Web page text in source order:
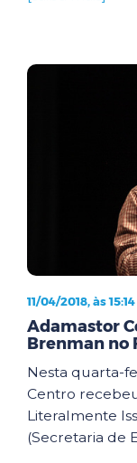
11/04/2018, às 15:14
Adamastor
Brenman no
Nesta quarta-
Centro
Literalmente
(Secretaria de